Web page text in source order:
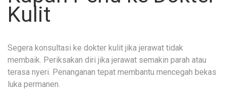
Kulit
Segera konsultasi ke dokter kulit jika jerawat tidak
membaik. Periksakan diri jika jerawat semakin parah atau
terasa nyeri. Penanganan tepat membantu mencegah bekas
luka permanen.